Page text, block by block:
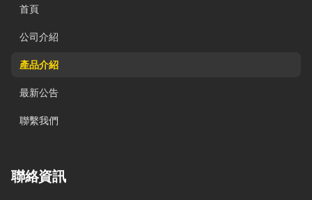
首頁
公司介紹
產品介紹
最新公告
聯繫我們
聯絡資訊